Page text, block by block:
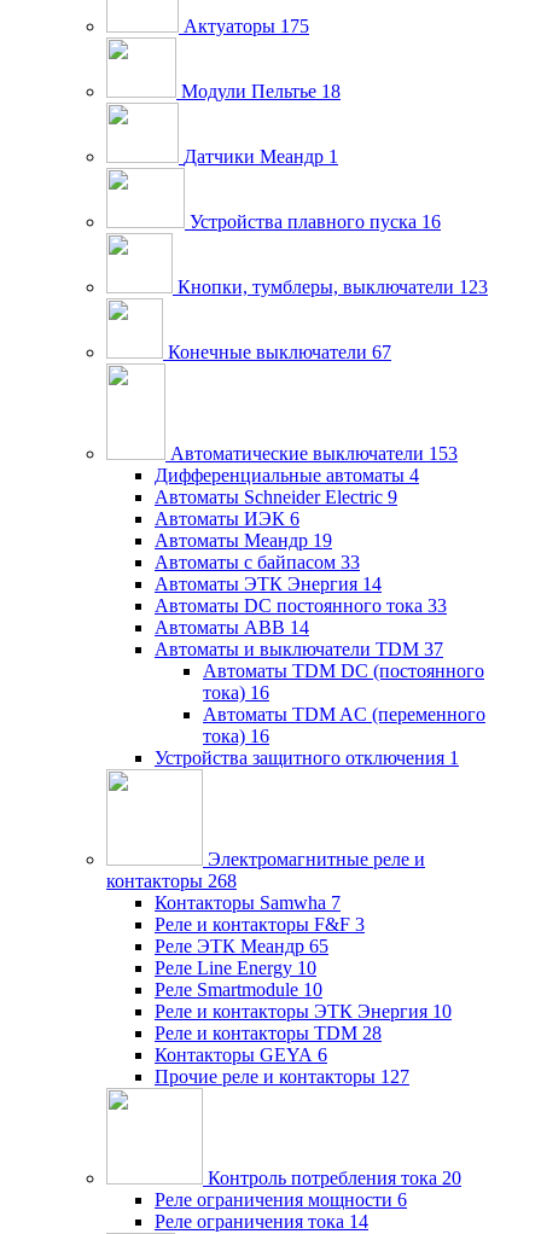
Актуаторы 175
Модули Пельтье 18
Датчики Меандр 1
Устройства плавного пуска 16
Кнопки, тумблеры, выключатели 123
Конечные выключатели 67
Автоматические выключатели 153
Дифференциальные автоматы 4
Автоматы Schneider Electric 9
Автоматы ИЭК 6
Автоматы Меандр 19
Автоматы с байпасом 33
Автоматы ЭТК Энергия 14
Автоматы DC постоянного тока 33
Автоматы ABB 14
Автоматы и выключатели TDM 37
Автоматы TDM DC (постоянного
тока) 16
Автоматы TDM AC (переменного
тока) 16
Устройства защитного отключения 1
Электромагнитные реле и
контакторы 268
Контакторы Samwha 7
Реле и контакторы F&F 3
Реле ЭТК Меандр 65
Реле Line Energy 10
Реле Smartmodule 10
Реле и контакторы ЭТК Энергия 10
Реле и контакторы TDM 28
Контакторы GEYA 6
Прочие реле и контакторы 127
Контроль потребления тока 20
Реле ограничения мощности 6
Реле ограничения тока 14